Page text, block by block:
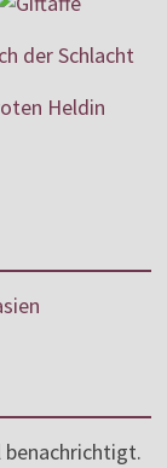
benachrichtigt.